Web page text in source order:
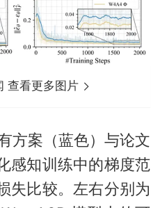
查看更多图片
方案（蓝色）与论文
感知训练中的梯度范
失比较。左右分别为